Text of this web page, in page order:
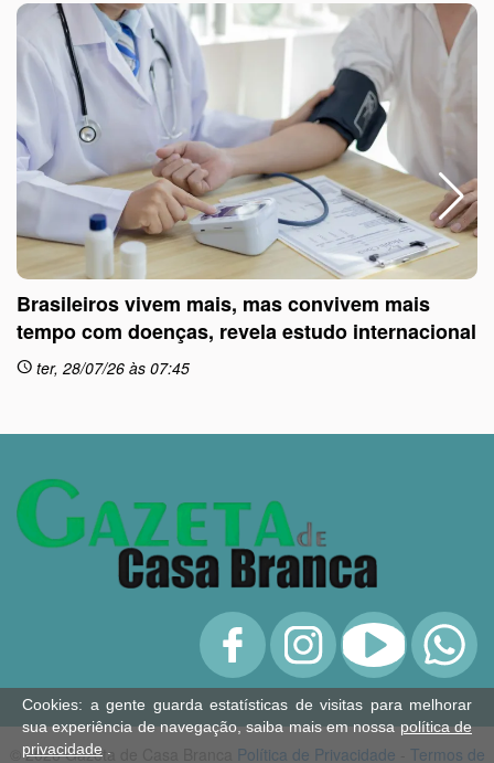
Brasileiros vivem mais, mas convivem mais
tempo com doenças, revela estudo internacional
schedule ter, 28/07/26 às 07:45
© 2026 Gazeta de Casa Branca Política de Privacidade Termos de
Cookies: a gente guarda estatísticas de visitas para melhorar
sua experiência de navegação, saiba mais em nossapolítica de
privacidade